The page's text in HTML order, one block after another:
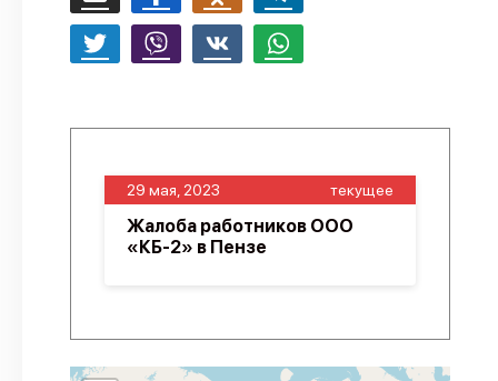
29 мая, 2023 текущее
Жалоба работников ООО
«КБ-2» в Пензе